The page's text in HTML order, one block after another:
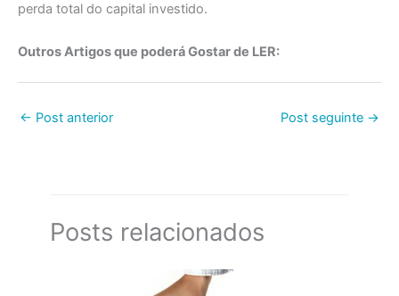
perda total do capital investido.
Outros Artigos que poderá Gostar de LER:
← Post anterior Post seguinte →
Posts relacionados